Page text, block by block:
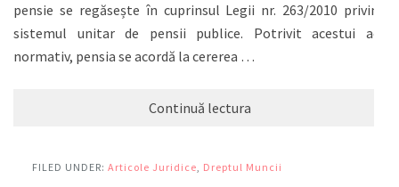
pensie se regăsește în cuprinsul Legii nr. 263/2010 privind
sistemul unitar de pensii publice. Potrivit acestui act
normativ, pensia se acordă la cererea …
Continuă lectura
FILED UNDER: Articole Juridice, Dreptul Muncii